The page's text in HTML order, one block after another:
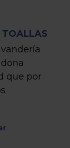
TOALLAS
que por